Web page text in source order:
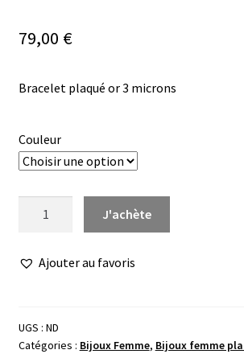
79,00 €
Bracelet plaqué or 3 microns
Couleur
jonc
oxydes
J'achète
Ajouter au favoris
UGS : ND
Catégories : Bijoux Femme, Bijoux femme